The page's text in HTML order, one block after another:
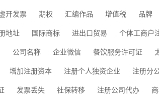
开发票 期权 汇编作品 增值税 品牌
地址 国际商标 进出口贸易
个体工商户
公司名称 企业微信 餐饮服务许可证
增加注册资本 注册个人独资企业
注册分
发票丢失 社保转移 注册公司代办